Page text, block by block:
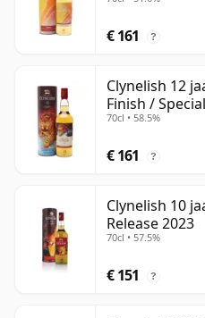
€ 161 ?
Clynelish 12
Finish /
70cl • 58.5%
€ 161 ?
Clynelish 10
Release 2023
70cl • 57.5%
€ 151 ?